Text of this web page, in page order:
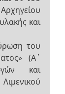
και
του
(Α΄
και